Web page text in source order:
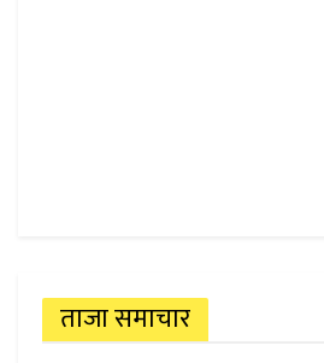
ताजा समाचार